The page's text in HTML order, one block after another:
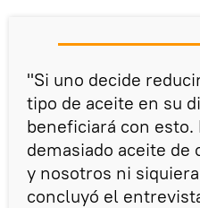
"Si uno decide
tipo de aceite en su
beneficiará con
demasiado aceite de
y nosotros ni
concluyó el